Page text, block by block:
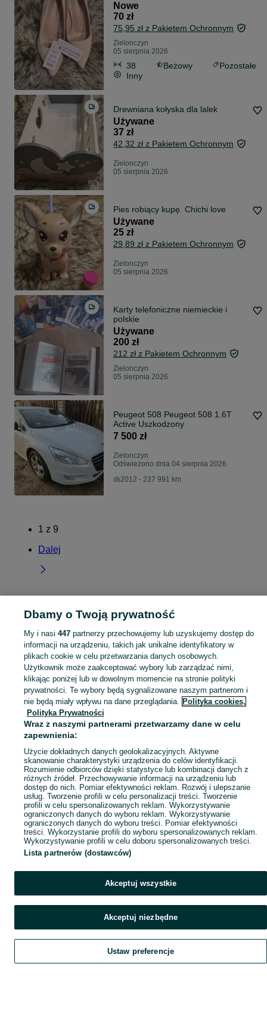
Nowe
70 zł
75,95 zł z Pakietem Ochronnym
Zielonczyn
05 sierpnia 2026
38 Beżowy
Pozostałe
Inny
Drewniana kołyska dla lalek
Używane
37 zł
42,32 zł z Pakietem Ochronnym
Zielonczyn
05 sierpnia 2026
Pies robiący kupę. Chichi love
Używane
25 zł
29,89 zł z Pakietem Ochronnym
Zielonczyn
05 sierpnia 2026
Karty telefoniczne niemieckie i
polskie
Używane
200 zł
212 zł z Pakietem Ochronnym
Zielonczyn
05 sierpnia 2026
Peugeot 508 Peugeot 508 1.6T
Active Uszkodzony
7 500 zł
Zielonczyn
Odświeżono dnia 04 sierpnia 2026
2012 - 237 991 km
1 z 9
Dalej
Strona główna Kujawsko-pomorskie Zielonczyn
KATEGORIA
Skorzystaj z największego serwisu ogłoszeniowego - Zielonczyn i okolice! Kupuj to, czego pragniesz i sprzedawaj to, czego już nie potrzebujesz! Zobacz
Mapa kategorii
Mapa miejscowości
Mapa ministron
Popularne wyszukiwania
Szukaj Obserwujesz Dodaj Czat Konto
Dbamy o Twoją prywatność
My i nasi 447partnerzy przechowujemy lub uzyskujemy dostęp do
informacji na urządzeniu, takich jak unikalne identyfikatory w
plikach cookie w celu przetwarzania danych osobowych.
Użytkownik może zaakceptować wybory lub zarządzać nimi,
klikając poniżej lub w dowolnym momencie na stronie polityki
prywatności. Te wybory będą sygnalizowane naszym partnerom i
nie będą miały wpływu na dane przeglądania. Polityka cookies,
Polityka Prywatności
Wraz z naszymi partnerami przetwarzamy dane w celu
zapewnienia:
Użycie dokładnych danych geolokalizacyjnych. Aktywne
skanowanie charakterystyki urządzenia do celów identyfikacji.
Rozumienie odbiorców dzięki statystyce lub kombinacji danych z
różnych źródeł. Przechowywanie informacji na urządzeniu lub
dostęp do nich. Pomiar efektywności reklam. Rozwój i ulepszanie
usług. Tworzenie profili w celu personalizacji treści. Tworzenie
profili w celu spersonalizowanych reklam. Wykorzystywanie
ograniczonych danych do wyboru reklam. Wykorzystywanie
ograniczonych danych do wyboru treści. Pomiar efektywności
treści. Wykorzystanie profili do wyboru spersonalizowanych reklam.
Wykorzystywanie profili w celu doboru spersonalizowanych treści.
Lista partnerów (dostawców)
Akceptuj wszystkie
Akceptuj niezbędne
Ustaw preferencje